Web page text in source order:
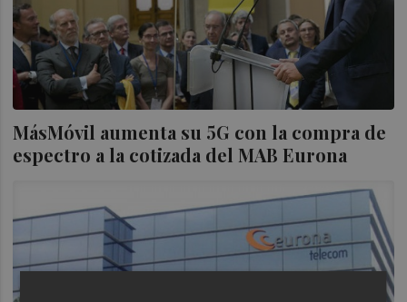
MásMóvil aumenta su 5G con la compra de
espectro a la cotizada del MAB Eurona